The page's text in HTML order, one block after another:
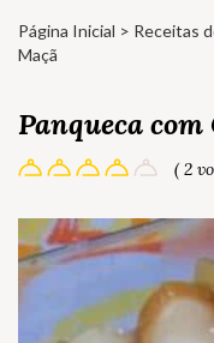
Página Inicial > Receitas
Maçã
Panqueca
( 2